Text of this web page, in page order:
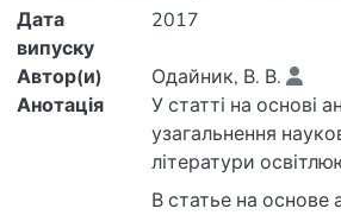
Дата
випуску
2017
Автор(и)
Одайник, В. В.
Анотація
У статті на основі
узагальнення
літератури
розвитку
В статье на основе